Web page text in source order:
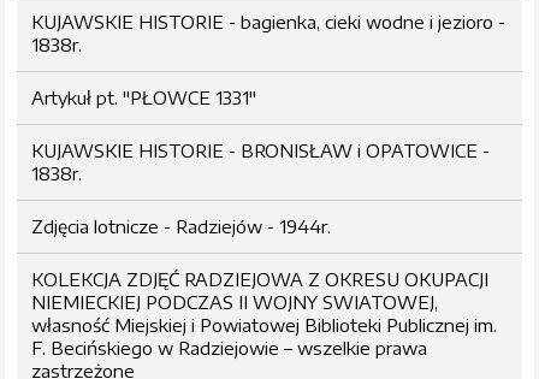
KUJAWSKIE HISTORIE - bagienka, cieki wodne i jezioro -
1838r.
Artykuł pt. "PŁOWCE 1331"
KUJAWSKIE HISTORIE - BRONISŁAW i OPATOWICE -
1838r.
Zdjęcia lotnicze - Radziejów - 1944r.
KOLEKCJA ZDJĘĆ RADZIEJOWA Z OKRESU OKUPACJI
NIEMIECKIEJ PODCZAS II WOJNY SWIATOWEJ,
własność Miejskiej i Powiatowej Biblioteki Publicznej im.
F. Becińskiego w Radziejowie – wszelkie prawa
zastrzeżone